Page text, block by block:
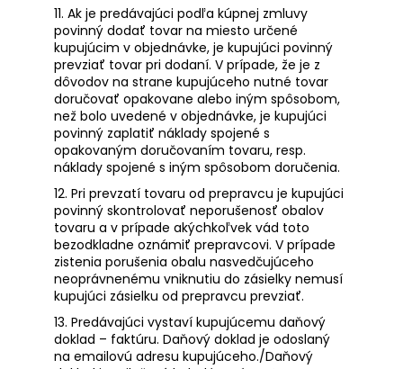
11. Ak je predávajúci podľa kúpnej zmluvy
povinný dodať tovar na miesto určené
kupujúcim v objednávke, je kupujúci povinný
prevziať tovar pri dodaní. V prípade, že je z
dôvodov na strane kupujúceho nutné tovar
doručovať opakovane alebo iným spôsobom,
než bolo uvedené v objednávke, je kupujúci
povinný zaplatiť náklady spojené s
opakovaným doručovaním tovaru, resp.
náklady spojené s iným spôsobom doručenia.
12. Pri prevzatí tovaru od prepravcu je kupujúci
povinný skontrolovať neporušenosť obalov
tovaru a v prípade akýchkoľvek vád toto
bezodkladne oznámiť prepravcovi. V prípade
zistenia porušenia obalu nasvedčujúceho
neoprávnenému vniknutiu do zásielky nemusí
kupujúci zásielku od prepravcu prevziať.
13. Predávajúci vystaví kupujúcemu daňový
doklad – faktúru. Daňový doklad je odoslaný
na emailovú adresu kupujúceho./Daňový